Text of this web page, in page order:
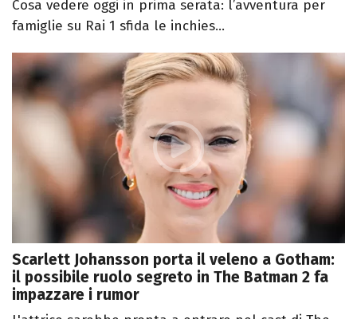
Cosa vedere oggi in prima serata: l’avventura per
famiglie su Rai 1 sfida le inchies...
Scarlett Johansson porta il veleno a Gotham:
il possibile ruolo segreto in The Batman 2 fa
impazzare i rumor